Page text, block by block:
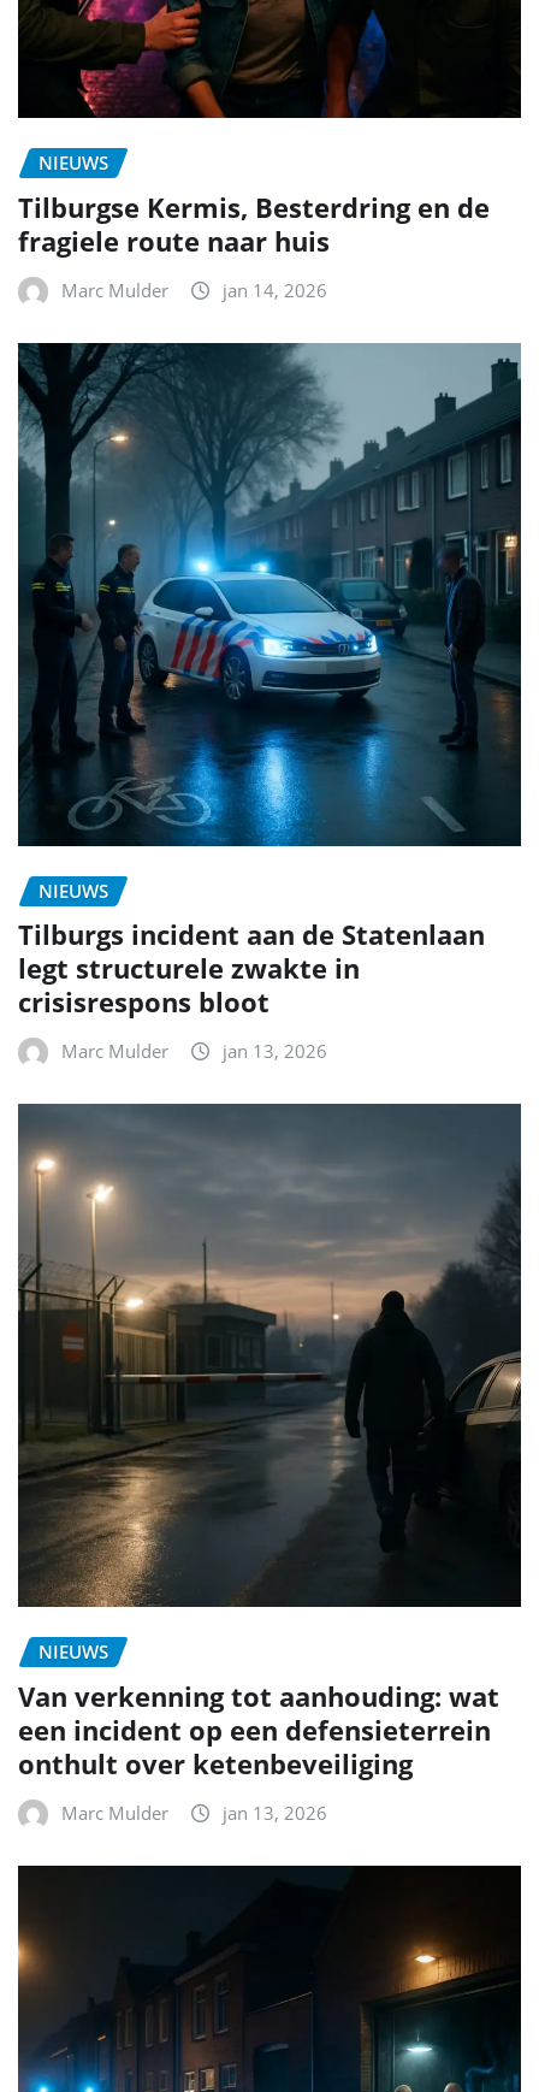
NIEUWS
Tilburgse Kermis, Besterdring en de
fragiele route naar huis
Marc Mulder jan 14, 2026
NIEUWS
Tilburgs incident aan de Statenlaan
legt structurele zwakte in
crisisrespons bloot
Marc Mulder jan 13, 2026
NIEUWS
Van verkenning tot aanhouding: wat
een incident op een defensieterrein
onthult over ketenbeveiliging
Marc Mulder jan 13, 2026